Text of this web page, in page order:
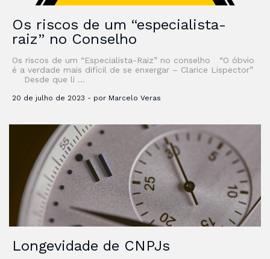
Os riscos de um “especialista-
raiz” no Conselho
Os riscos de um “Especialista-Raiz” no conselho “O óbvio
é a verdade mais difícil de se enxergar – Clarice Lispector”
Desde que li …
20 de julho de 2023 - por Marcelo Veras
Longevidade de CNPJs